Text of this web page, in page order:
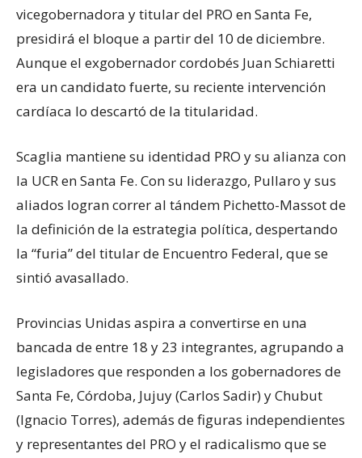
vicegobernadora y titular del PRO en Santa Fe,
presidirá el bloque a partir del 10 de diciembre.
Aunque el exgobernador cordobés Juan Schiaretti
era un candidato fuerte, su reciente intervención
cardíaca lo descartó de la titularidad.
Scaglia mantiene su identidad PRO y su alianza con
la UCR en Santa Fe. Con su liderazgo, Pullaro y sus
aliados logran correr al tándem Pichetto-Massot de
la definición de la estrategia política, despertando
la “furia” del titular de Encuentro Federal, que se
sintió avasallado.
Provincias Unidas aspira a convertirse en una
bancada de entre 18 y 23 integrantes, agrupando a
legisladores que responden a los gobernadores de
Santa Fe, Córdoba, Jujuy (Carlos Sadir) y Chubut
(Ignacio Torres), además de figuras independientes
y representantes del PRO y el radicalismo que se